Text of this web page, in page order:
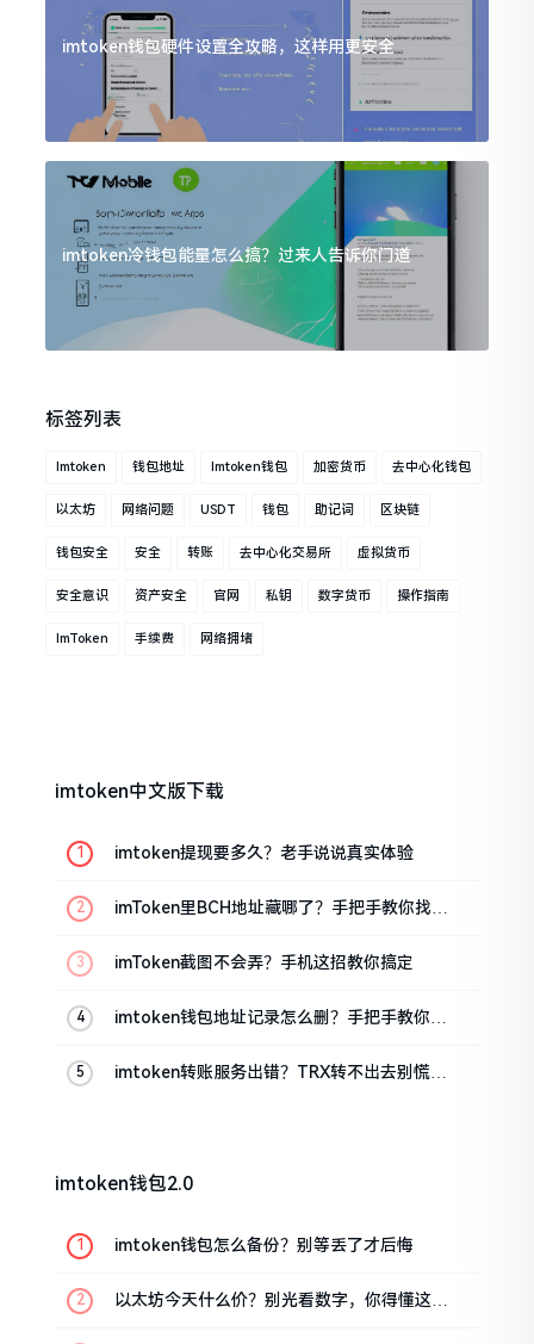
imtoken钱包硬件设置全攻略，这样用更安全
imtoken冷钱包能量怎么搞？过来人告诉你门道
标签列表
Imtoken 钱包地址 Imtoken钱包 加密货币 去中心化钱包
以太坊 网络问题 USDT 钱包 助记词 区块链
钱包安全 安全 转账 去中心化交易所 虚拟货币
安全意识 资产安全 官网 私钥 数字货币 操作指南
ImToken 手续费 网络拥堵
imtoken中文版下载
imtoken提现要多久？老手说说真实体验
imToken里BCH地址藏哪了？手把手教你找对
imToken截图不会弄？手机这招教你搞定
imtoken钱包地址记录怎么删？手把手教你清
imtoken转账服务出错？TRX转不出去别慌，
imtoken钱包2.0
imtoken钱包怎么备份？别等丢了才后悔
以太坊今天什么价？别光看数字，你得懂这几